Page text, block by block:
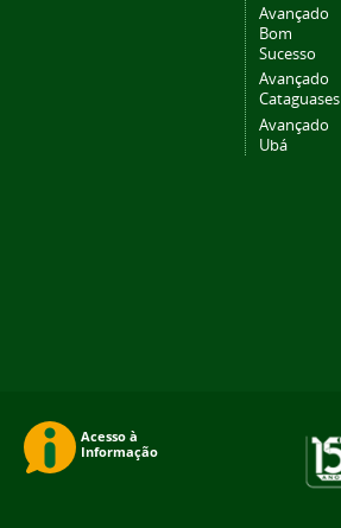
Avançado
Bom
Sucesso
Avançado
Cataguases
Avançado
Ubá